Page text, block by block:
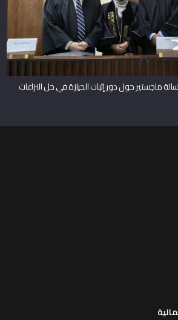
ماجستير حول دور إثبات الحيازة في حل النزاعات